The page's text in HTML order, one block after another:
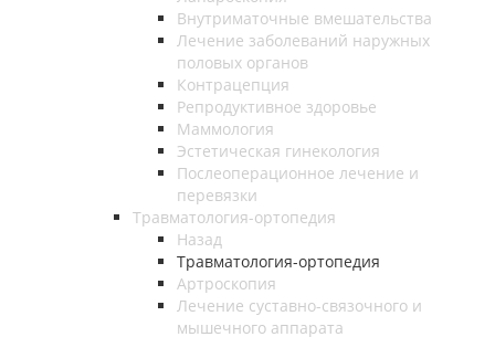
Внутриматочные вмешательства
Лечение заболеваний наружных
половых органов
Контрацепция
Репродуктивное здоровье
Маммология
Эстетическая гинекология
Послеоперационное лечение и
перевязки
Травматология-ортопедия
Назад
Травматология-ортопедия
Артроскопия
Лечение суставно-связочного и
мышечного аппарата